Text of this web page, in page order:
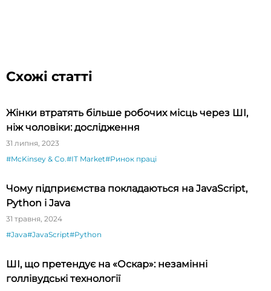
Схожі статті
Жінки втратять більше робочих місць через ШІ,
ніж чоловіки: дослідження
31 липня, 2023
#McKinsey & Co.#IT Market#Ринок праці
Чому підприємства покладаються на JavaScript,
Python і Java
31 травня, 2024
#Java#JavaScript#Python
ШІ, що претендує на «Оскар»: незамінні
голлівудські технології